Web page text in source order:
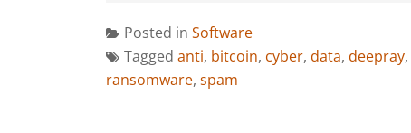
Posted in Software
Tagged anti, bitcoin, cyber, data, deepray,
ransomware, spam